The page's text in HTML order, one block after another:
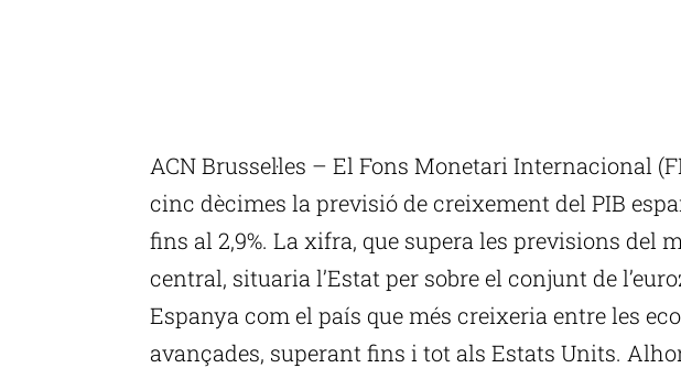
ACN Brussel·les – El Fons Monetari Internacional
cinc dècimes la previsió de creixement del PIB
fins al 2,9%. La xifra, que supera les previsions del
central, situaria l’Estat per sobre el conjunt de
Espanya com el país que més creixeria entre les
avançades, superant fins i tot als Estats Units.